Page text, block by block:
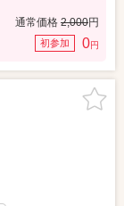
通常価格 2,000円
初参加 0円